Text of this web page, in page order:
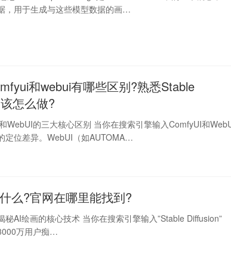
，用于生成与这些模型数据的画…
和webui有哪些区别?熟悉Stable
怎么做?
WebUI的三大核心区别 当你在搜索引擎输入ComfyUI和
定位差异。WebUI（如AUTOMA…
么?官网在哪里能找到?
秘AI绘画的核心技术 当你在搜索引擎输入”Stable Diffusion”
万用户痴…